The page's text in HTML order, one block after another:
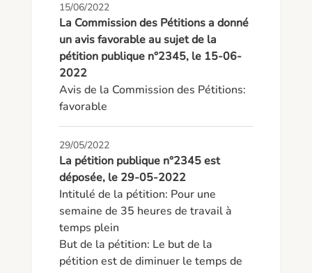
15/06/2022
La Commission des Pétitions a donné
un avis favorable au sujet de la
pétition publique n°2345, le 15-06-
2022
Avis de la Commission des Pétitions:
favorable
29/05/2022
La pétition publique n°2345 est
déposée, le 29-05-2022
Intitulé de la pétition: Pour une
semaine de 35 heures de travail à
temps plein
But de la pétition: Le but de la
pétition est de diminuer le temps de